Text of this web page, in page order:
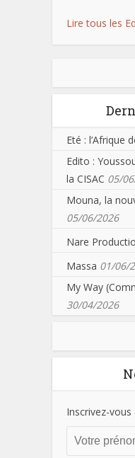
Lire tous les
Eté : l’Afrique
Edito :
la CISAC 05/
Mouna, la
05/06/2026
Nare
Massa 01/06/
My Way
30/04/2026
Inscrivez-